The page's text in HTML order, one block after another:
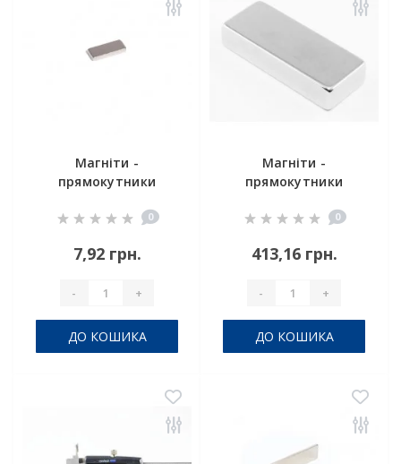
Магніти -
прямокутники
0
7,92 грн.
- +
ДО КОШИКА
Магніти -
прямокутники
0
413,16 грн.
- +
ДО КОШИКА